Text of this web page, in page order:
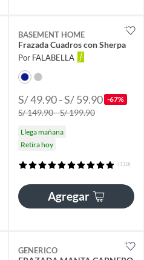
BASEMENT HOME
Frazada Cuadros con Sherpa
Por FALABELLA
S/ 49.90 - S/ 59.90 -67%
S/ 149.90 - S/ 199.90
Llega mañana
Retira hoy
(110)
Agregar
GENERICO